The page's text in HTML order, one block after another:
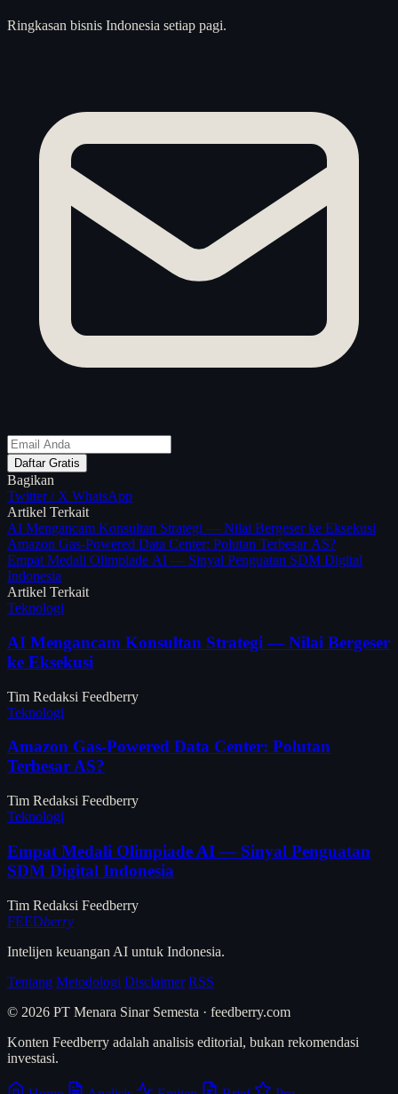
Ringkasan bisnis Indonesia setiap pagi.
Daftar Gratis
Bagikan
Twitter / X WhatsApp
Artikel Terkait
AI Mengancam Konsultan Strategi — Nilai Bergeser ke Eksekusi
Amazon Gas-Powered Data Center: Polutan Terbesar AS?
Empat Medali Olimpiade AI — Sinyal Penguatan SDM Digital
Indonesia
Artikel Terkait
Teknologi
AI Mengancam Konsultan Strategi — Nilai Bergeser
ke Eksekusi
Tim Redaksi Feedberry
Teknologi
Amazon Gas-Powered Data Center: Polutan
Terbesar AS?
Tim Redaksi Feedberry
Teknologi
Empat Medali Olimpiade AI — Sinyal Penguatan
SDM Digital Indonesia
Tim Redaksi Feedberry
FEEDberry
Intelijen keuangan AI untuk Indonesia.
Tentang Metodologi Disclaimer RSS
© 2026 PT Menara Sinar Semesta · feedberry.com
Konten Feedberry adalah analisis editorial, bukan rekomendasi
investasi.